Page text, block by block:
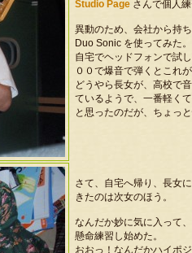
Studio Page さんで個人練
異動のため、会社から持
Duo Sonic を使ってみた。
自宅でヘッドフォンで試
００で爆音で弾くとこれ
どうやら長女が、高校で
ているようで、一番軽く
と思ったのだが、ちょっ
さて、自宅へ帰り、長女
きたのは次女のほう。
なんだか妙に気に入って
懸命練習し始めた。
おおっ！なんだかハイポ